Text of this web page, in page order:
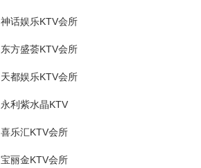
神话娱乐KTV会所
东方盛荟KTV会所
天都娱乐KTV会所
永利紫水晶KTV
喜乐汇KTV会所
宝丽金KTV会所